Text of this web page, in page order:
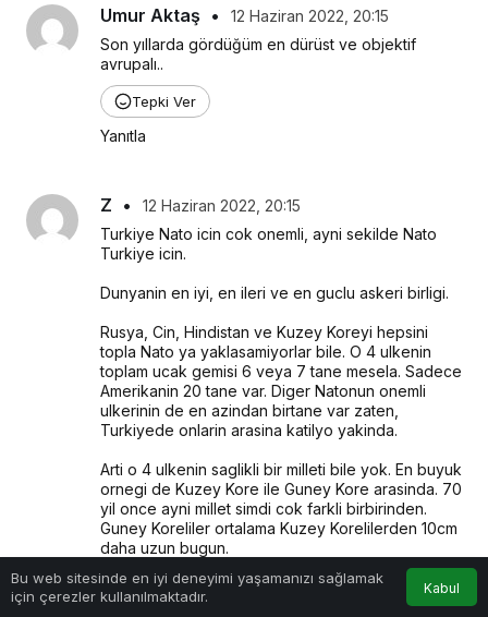
Umur Aktaş •
12 Haziran 2022, 20:15
Son yıllarda gördüğüm en dürüst ve objektif
avrupalı..
Tepki Ver
Yanıtla
Z •
12 Haziran 2022, 20:15
Turkiye Nato icin cok onemli, ayni sekilde Nato
Turkiye icin.
Dunyanin en iyi, en ileri ve en guclu askeri birligi.
Rusya, Cin, Hindistan ve Kuzey Koreyi hepsini
topla Nato ya yaklasamiyorlar bile. O 4 ulkenin
toplam ucak gemisi 6 veya 7 tane mesela. Sadece
Amerikanin 20 tane var. Diger Natonun onemli
ulkerinin de en azindan birtane var zaten,
Turkiyede onlarin arasina katilyo yakinda.
Arti o 4 ulkenin saglikli bir milleti bile yok. En buyuk
ornegi de Kuzey Kore ile Guney Kore arasinda. 70
yil once ayni millet simdi cok farkli birbirinden.
Guney Koreliler ortalama Kuzey Korelilerden 10cm
daha uzun bugun.
Ruslar zaten sagliksiz ve hic disiplin yok.
Bu web sitesinde en iyi deneyimi yaşamanızı sağlamak
için çerezler kullanılmaktadır.
Kabul
Anasayfa Akış Bildirimler
0